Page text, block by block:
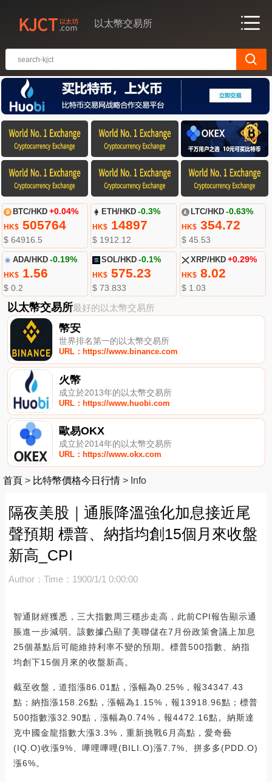
以太幣交易所
BTC/HKD +0.04%
HK$505764
$ 64916.5
ETH/HKD -0.3%
HK$ 14897
$ 1912.12
LTC/HKD -0.63%
HK$354.72
$ 45.53
ADA/HKD -0.19%
HK$1.56
$ 0.2
SOL/HKD -0.1%
HK$ 575.23
$ 73.833
XRP/HKD +0.29%
HK$8.02
$ 1.03
以太幣交易所最好的以太幣交易所
幣安
世界排名第一的以太幣交易所
URL：https://www.binance.com
火幣
成立於2013年的以太幣交易所
URL：https://www.huobi.com
歐易OKX
成立於2014年的以太幣交易所
URL：https://www.okx.com
首頁 > 比特幣價格今日行情 > Info
隔夜美股｜通脹降溫強化加息接近尾
聲預期 標普、納指均創15個月來收盤
新高_CPI
Author： Time：1900/1/1 0:00:00
智通財經獲悉，三大指數周三穩步走高，此前CPI報告顯示通
脹進一步減弱。該數據凸顯了美聯儲在7月份政策會議上加息
25個基點后可能維持利率不變的預期。標普500指數、納指
均創下15個月來的收盤新高。
截至收盤，道指漲86.01點，漲幅為0.25%，報34347.43
點；納指漲158.26點，漲幅為1.15%，報13918.96點；標普
500指數漲32.90點，漲幅為0.74%，報4472.16點。納斯達
克中國金龍指數大漲3.3%，重新挑戰6月高點，愛奇藝
(IQ.O)收漲9%、嗶哩嗶哩(BILI.O)漲7.7%、拼多多(PDD.O)
漲6%。